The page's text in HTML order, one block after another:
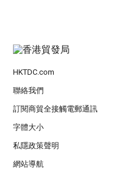
HKTDC.com
聯絡我們
訂閱商貿全接觸電郵通訊
字體大小
私隱政策聲明
網站導航